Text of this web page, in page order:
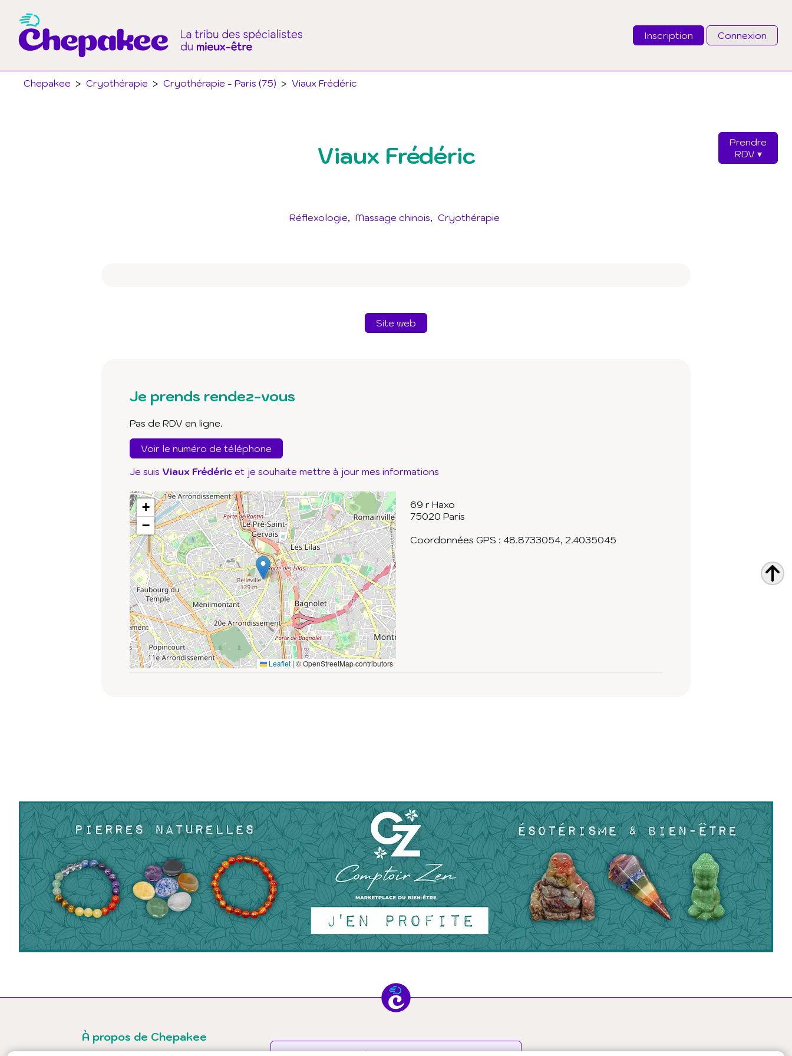
Inscription Connexion
Chepakee > Cryothérapie > Cryothérapie - Paris (75) > Viaux Frédéric
Email
J'ai oublié mon mot de passe
Viaux Frédéric
Réflexologie Massage chinois Cryothérapie
Site web
Je prends rendez-vous
Pas de RDV en ligne.
Voir le numéro de téléphone
Je suis Viaux Frédéric et je souhaite mettre à jour mes informations
69 r Haxo
75020 Paris
Coordonnées GPS : 48.8733054, 2.4035045
+
−
Leaflet | © OpenStreetMap contributors
Prendre
RDV
À propos de Chepakee